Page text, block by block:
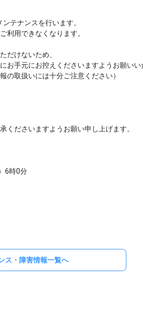
テナンスを行います。
利用できなくなります。
だけないため、
お手元にお控えくださいますようお願いい
の取扱いには十分ご注意ください）
くださいますようお願い申し上げます。
6時0分
ス・障害情報一覧へ